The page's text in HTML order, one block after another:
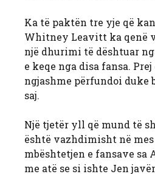
Ka të paktën tre yje që
Whitney Leavitt ka qenë
një dhurimi të dështuar
e keqe nga disa fansa.
ngjashme përfundoi duke
saj.
Një tjetër yll që mund të
është vazhdimisht në
mbështetjen e fansave sa
me atë se si ishte Jen